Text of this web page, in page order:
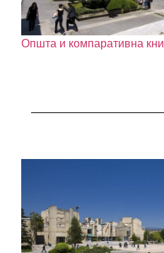
Општа и компаративна